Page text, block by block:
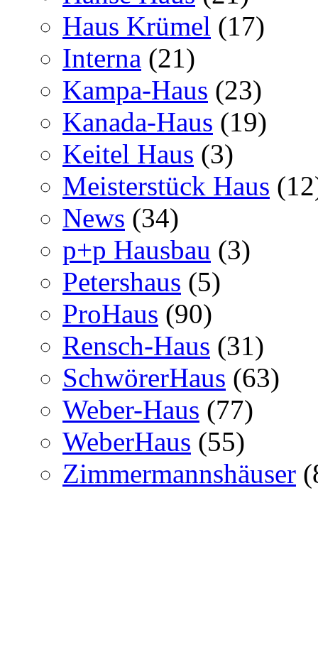
Haus Krümel (17)
Interna (21)
Kampa-Haus (23)
Kanada-Haus (19)
Keitel Haus (3)
Meisterstück Haus
News (34)
p+p Hausbau (3)
Petershaus (5)
ProHaus (90)
Rensch-Haus (31)
SchwörerHaus (63)
Weber-Haus (77)
WeberHaus (55)
Zimmermannshäuser